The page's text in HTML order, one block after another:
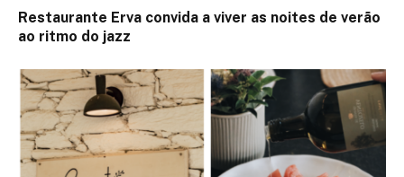
Restaurante Erva convida a viver as noites de verão
ao ritmo do jazz